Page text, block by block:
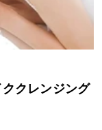
クレンジング